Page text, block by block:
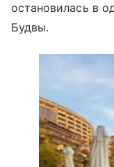
остановилась в
Будвы.